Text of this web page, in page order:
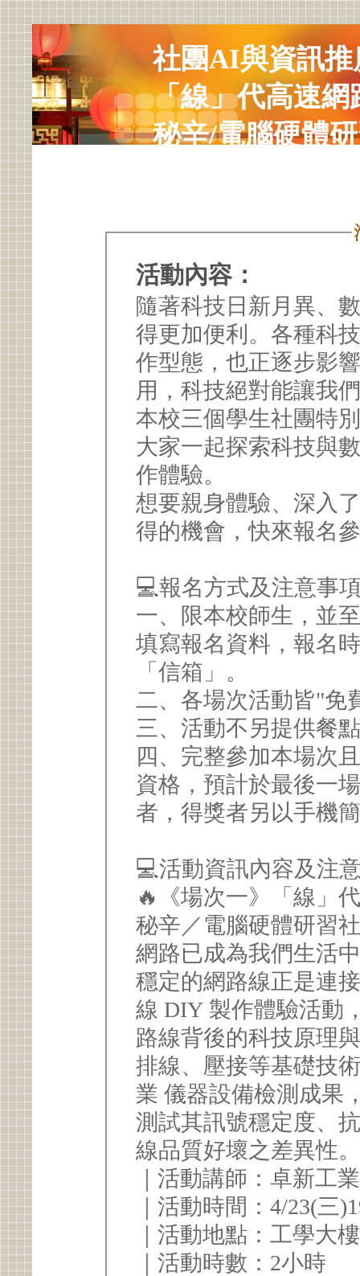
社團AI與資訊
「線」代高速網
秘辛/電腦硬體
活動內容：
隨著科技日新月異、
得更加便利。各種科
作型態，也正逐步影
用，科技絕對能讓我
本校三個學生社團特
大家一起探索科技與
作體驗。
想要親身體驗、深入
得的機會，快來報名
💻報名方式及注意事
一、限本校師生，並
填寫報名資料，報名
「信箱」。
二、各場次活動皆"免
三、活動不另提供餐
四、完整參加本場次
資格，預計於最後一
者，得獎者另以手機
💻活動資訊內容及注
🔥《場次一》「線」
秘辛／電腦硬體研習
網路已成為我們生活
穩定的網路線正是連
線 DIY 製作體驗活動
路線背後的科技原理
排線、壓接等基礎技
業 儀器設備檢測成果
測試其訊號穩定度、
線品質好壞之差異性
｜活動講師：卓新工
｜活動時間：4/23(三
｜活動地點：工學大
｜活動時數：2小時